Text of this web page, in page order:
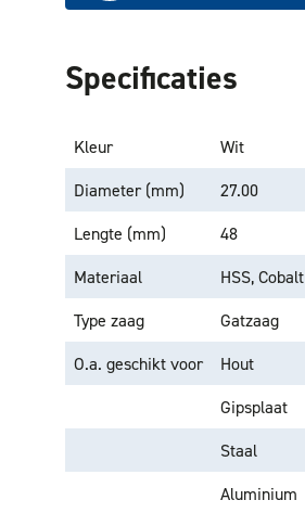
Specificaties
Kleur
Wit
Diameter (mm)
27.00
Lengte (mm)
48
Materiaal
HSS, Cobalt
Type zaag
Gatzaag
O.a. geschikt voor
Hout
Gipsplaat
Staal
Aluminium